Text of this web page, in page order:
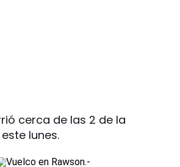
cerca de las 2 de la
lunes.